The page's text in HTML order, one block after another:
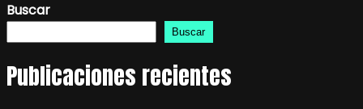
Buscar
Buscar
Publicaciones recientes